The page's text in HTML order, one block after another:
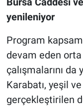
yenileniyor
Program
devam eden orta
çalışmalarını
Karabatı, yeşil
gerçekleştirilen